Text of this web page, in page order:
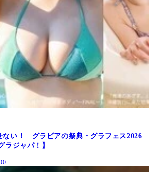
ない！ グラビアの祭典・グラフェス2026
ラジャパ！】